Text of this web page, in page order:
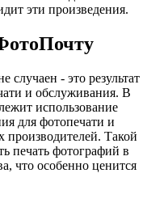
эти произведения.
- это результат
и обслуживания. В
использование
для фотопечати и
Такой
печать фотографий в
что особенно ценится